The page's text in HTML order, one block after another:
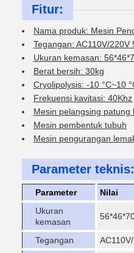
Fitur:
Nama produk: Mesin
Tegangan: AC110V/220V
Ukuran kemasan:
Berat bersih: 30kg
Cryolipolysis: -10 °C~10
Frekuensi kavitasi: 40Khz
Mesin pelangsing patung
Mesin pembentuk tubuh
Mesin pengurangan
Parameter teknis:
Parameter
Nilai
Ukuran
kemasan
Tegangan